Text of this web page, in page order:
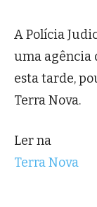
A Polícia
uma agência
esta tarde,
Terra Nova.
Ler na
Terra Nova